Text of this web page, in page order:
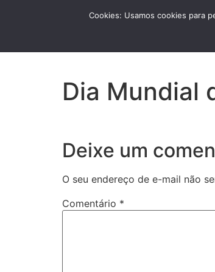
Dia Mundial
Deixe um
O seu endereço de e-mail não
Comentário *
Cookies: Usamos cookies para